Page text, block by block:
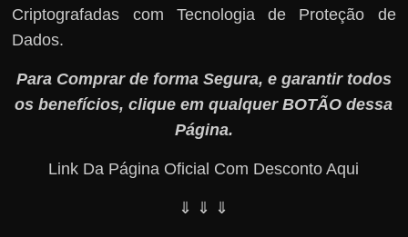
Criptografadas com Tecnologia de Proteção de
Dados.
Para Comprar de forma Segura, e garantir todos
os benefícios, clique em qualquer BOTÃO dessa
Página.
Link Da Página Oficial Com Desconto Aqui
⇓ ⇓ ⇓